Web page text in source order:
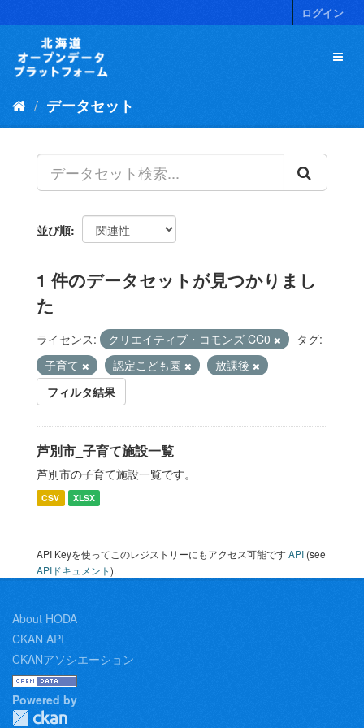
キ
ログイン
データセット
並び順
1 件のデータセットが見つかりまし
た
ライセンス: クリエイティブ・コモンズ CC0
タグ:
子育て
認定こども園
放課後
フィルタ結果
芦別市_子育て施設一覧
芦別市の子育て施設一覧です。
CSV XLSX
API Keyを使ってこのレジストリーにもアクセス可能ですAPI (see
APIドキュメント).
About HODA
CKAN API
CKANアソシエーション
Powered by